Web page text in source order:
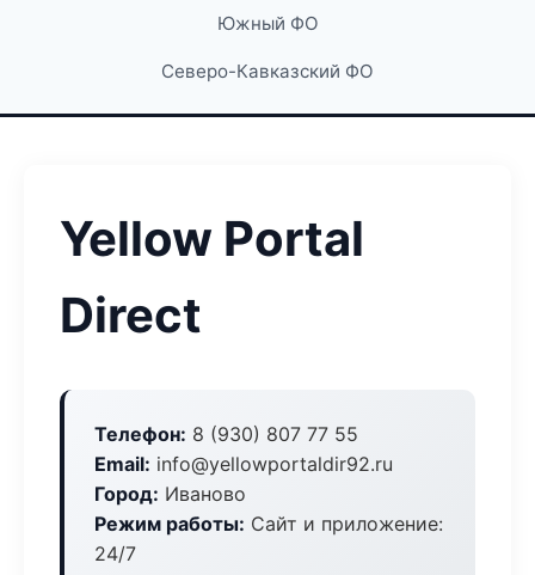
Южный ФО
Северо-Кавказский ФО
Yellow Portal
Direct
Телефон: 8 (930) 807 77 55
Email: info@yellowportaldir92.ru
Город: Иваново
Режим работы: Сайт и приложение:
24/7